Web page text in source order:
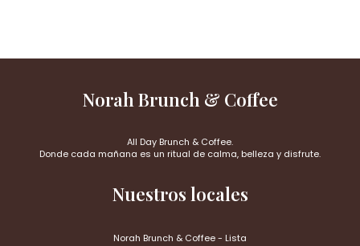
Norah Brunch & Coffee
All Day Brunch & Coffee.
Donde cada mañana es un ritual de calma, belleza y disfrute.
Nuestros locales
Norah Brunch & Coffee - Lista